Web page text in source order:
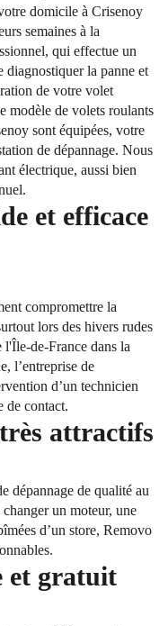
domicile à Crisenoy
semaines à la
qui effectue un
diagnostiquer la panne et
de votre volet
modèle de volets roulants
sont équipées, votre
de dépannage. Nous
électrique, aussi bien
et efficace
compromettre la
lors des hivers rudes
l'Île-de-France dans la
l’entreprise de
d’un technicien
de contact.
attractifs
dépannage de qualité au
un moteur, une
d’un store, Removo
et gratuit